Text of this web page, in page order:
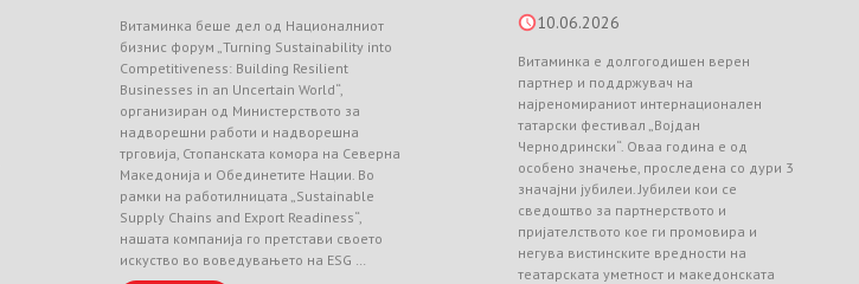
Витаминка беше дел од Националниот
бизнис форум „Turning Sustainability into
Competitiveness: Building Resilient
Businesses in an Uncertain World“,
организиран од Министерството за
надворешни работи и надворешна
трговија, Стопанската комора на Северна
Македонија и Обединетите Нации. Во
рамки на работилницата „Sustainable
Supply Chains and Export Readiness“,
нашата компанија го претстави своето
искуство во воведувањето на ESG …
10.06.2026
Витаминка е долгогодишен верен
партнер и поддржувач на
најреномираниот интернационален
татарски фестивал „Војдан
Чернодрински“. Оваа година е од
особено значење, проследена со дури 3
значајни јубилеи. Јубилеи кои се
сведоштво за партнерството и
пријателството кое ги промовира и
негува вистинските вредности на
театарската уметност и македонската